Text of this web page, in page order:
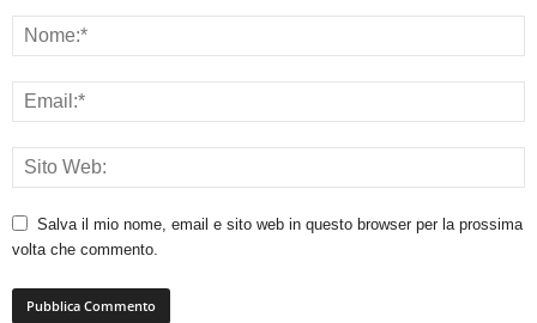
Salva il mio nome, email e sito web in questo browser per la prossima
volta che commento.